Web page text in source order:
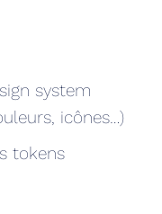
system
icônes…)
tokens